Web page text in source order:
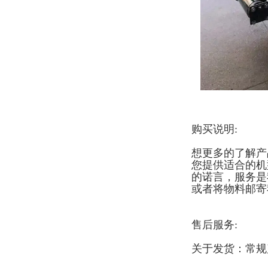
购买说明:
想更多的了解
您提供适合的
的诺言，服务
或者将物料邮
售后服务:
关于发货：常